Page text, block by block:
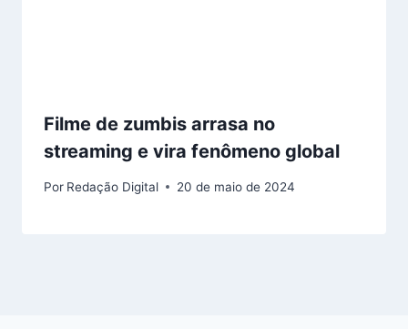
Filme de zumbis arrasa no
streaming e vira fenômeno global
Por Redação Digital 20 de maio de 2024